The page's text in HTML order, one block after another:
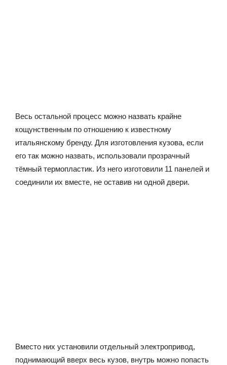
Весь остальной процесс можно назвать крайне
кощунственным по отношению к известному
итальянскому бренду. Для изготовления кузова, если
его так можно назвать, использовали прозрачный
тёмный термопластик. Из него изготовили 11 панелей и
соединили их вместе, не оставив ни одной двери.
Вместо них установили отдельный электропривод,
поднимающий вверх весь кузов, внутрь можно попасть